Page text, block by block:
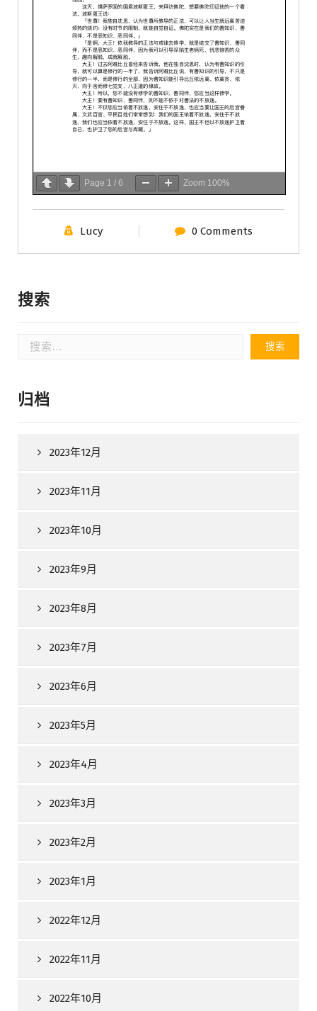
Page 1 / 6 Zoom 100%
Lucy 0 Comments
搜索
归档
2023年12月
2023年11月
2023年10月
2023年9月
2023年8月
2023年7月
2023年6月
2023年5月
2023年4月
2023年3月
2023年2月
2023年1月
2022年12月
2022年11月
2022年10月